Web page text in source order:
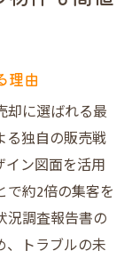
理由
却に選ばれる最
る独自の販売戦
ン図面を活用
で約2倍の集客を
況調査報告書の
、トラブルの未